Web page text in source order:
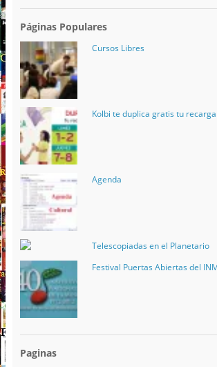
Páginas Populares
Cursos Libres
Kolbi te duplica gratis tu recarga
Agenda
Telescopiadas en el Planetario
Festival Puertas Abiertas del
Paginas